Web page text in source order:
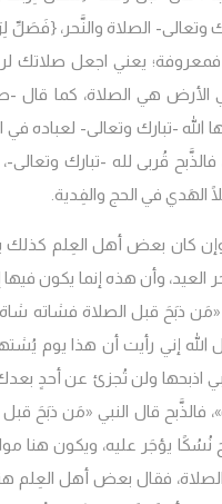
وتعالى- الصلاة والنَّحر،{فَصَلِّ
فمعروفة؛ يعني اجعل صلاتك
الأرض هي الصلاة، كما قال
-تبارك وتعالى- لعباده في
فالذَّبح قُربى لله -تبارك
الهَدي في الحج والفِدية.
وإن كان بعض أهل العِلم
العيد، وأن هذه إنما يكون
«مَن ذبَحَ قبل الصلاة فشاته شاة
الله إني رأيت أن هذا يوم
اذبحها ولن تُجزئ عن أحدٍ
، فالذَّبح قال النبي «مَن ذبَحَ قبل
نُسُكًا يؤجَر عليه، ويكون هنا
الصلاة، فقال بعض أهل العِلم